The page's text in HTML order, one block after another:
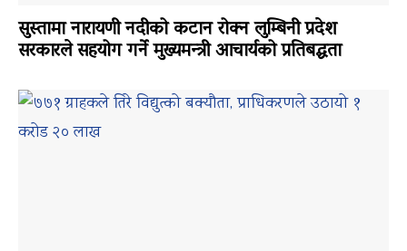
सुस्तामा नारायणी नदीको कटान रोक्न लुम्बिनी प्रदेश
सरकारले सहयोग गर्ने मुख्यमन्त्री आचार्यको प्रतिबद्धता